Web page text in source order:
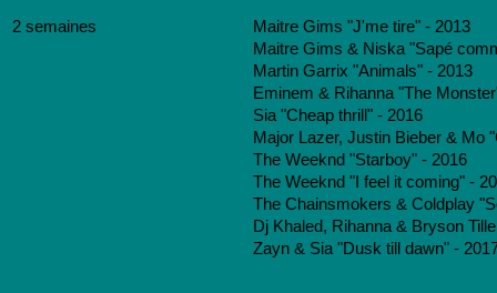
2 semaines
Maitre Gims "J'me tire" - 2013
Maitre Gims & Niska "Sapé
Martin Garrix "Animals" - 2013
Eminem & Rihanna "The
Sia "Cheap thrill" - 2016
Major Lazer, Justin Bieber & Mo
The Weeknd "Starboy" - 2016
The Weeknd "I feel it coming" -
The Chainsmokers & Coldplay
Dj Khaled, Rihanna & Bryson
Zayn & Sia "Dusk till dawn" -